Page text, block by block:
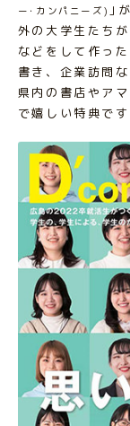
ー･カンパニーズ) ｣
外の大学生たち
などをして作っ
書き、企業訪問
県内の書店やア
で嬉しい特典です